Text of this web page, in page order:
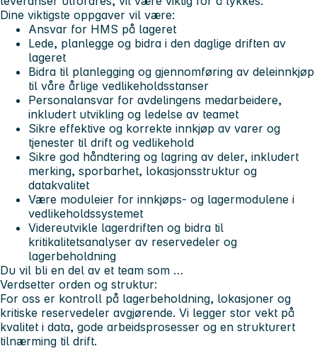
Dine viktigste oppgaver vil være:
Ansvar for HMS på lageret
Lede, planlegge og bidra i den daglige driften av
lageret
Bidra til planlegging og gjennomføring av deleinnkjøp
til våre årlige vedlikeholdsstanser
Personalansvar for avdelingens medarbeidere,
inkludert utvikling og ledelse av teamet
Sikre effektive og korrekte innkjøp av varer og
tjenester til drift og vedlikehold
Sikre god håndtering og lagring av deler, inkludert
merking, sporbarhet, lokasjonsstruktur og
datakvalitet
Være moduleier for innkjøps- og lagermodulene i
vedlikeholdssystemet
Videreutvikle lagerdriften og bidra til
kritikalitetsanalyser av reservedeler og
lagerbeholdning
Du vil bli en del av et team som …
Verdsetter orden og struktur:
For oss er kontroll på lagerbeholdning, lokasjoner og
kritiske reservedeler avgjørende. Vi legger stor vekt på
kvalitet i data, gode arbeidsprosesser og en strukturert
tilnærming til drift.